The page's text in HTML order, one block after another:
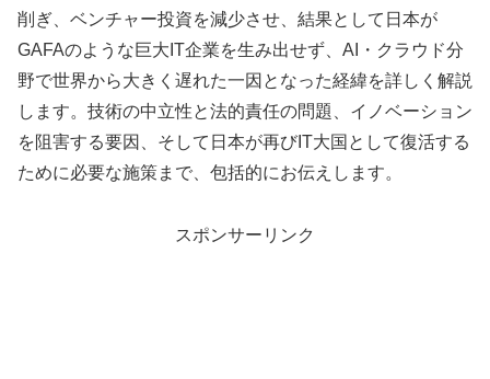
削ぎ、ベンチャー投資を減少させ、結果として日本が
GAFAのような巨大IT企業を生み出せず、AI・クラウド分
野で世界から大きく遅れた一因となった経緯を詳しく解説
します。技術の中立性と法的責任の問題、イノベーション
を阻害する要因、そして日本が再びIT大国として復活する
ために必要な施策まで、包括的にお伝えします。
スポンサーリンク